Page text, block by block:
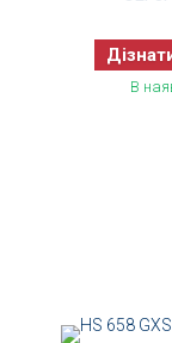
В